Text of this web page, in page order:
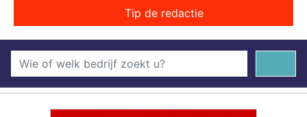
Tip de redactie